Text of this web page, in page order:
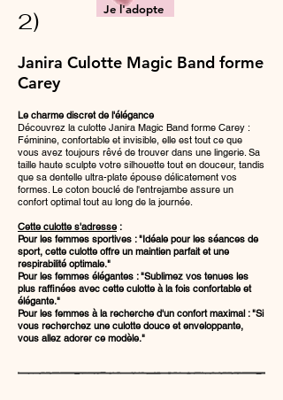
2) Je l'adopte
Janira Culotte Magic Band forme
Carey
Le charme discret de l'élégance
Découvrez la culotte Janira Magic Band forme Carey :
Féminine, confortable et invisible, elle est tout ce que
vous avez toujours rêvé de trouver dans une lingerie. Sa
taille haute sculpte votre silhouette tout en douceur, tandis
que sa dentelle ultra-plate épouse délicatement vos
formes. Le coton bouclé de l'entrejambe assure un
confort optimal tout au long de la journée.
Cette culotte s'adresse :
Pour les femmes sportives : "Idéale pour les séances de
sport, cette culotte offre un maintien parfait et une
respirabilité optimale."
Pour les femmes élégantes : "Sublimez vos tenues les
plus raffinées avec cette culotte à la fois confortable et
élégante."
Pour les femmes à la recherche d'un confort maximal : "Si
vous recherchez une culotte douce et enveloppante,
vous allez adorer ce modèle."